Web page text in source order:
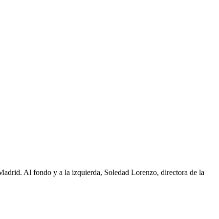
Al fondo y a la izquierda, Soledad Lorenzo, directora de la